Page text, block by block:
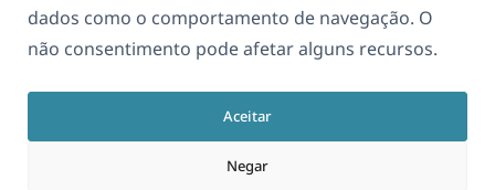
dados como o comportamento de navegação. O
não consentimento pode afetar alguns recursos.
Aceitar
Negar
Português
Junte-se à nossa equipe(abre
em
janela)
em
uma
nova
janela)
em
uma
nova
janela)
(abre
em
nova